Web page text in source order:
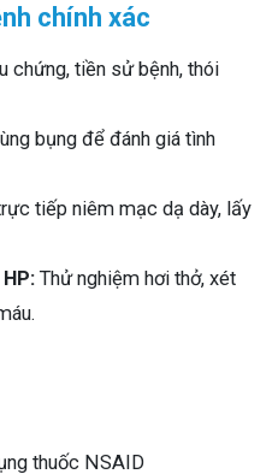
chính xác
chứng, tiền sử bệnh, thói
bụng để đánh giá tình
tiếp niêm mạc dạ dày, lấy
Thử nghiệm hơi thở, xét
thuốc NSAID